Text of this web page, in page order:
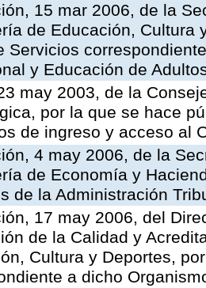
15 mar 2006, de la
de Educación, Cultura
Servicios
y Educación de
may 2003, de la
por la que se hace
de ingreso y acceso al
4 may 2006, de la
de Economía y
de la Administración
17 may 2006, del
de la Calidad y
Cultura y Deportes,
a dicho